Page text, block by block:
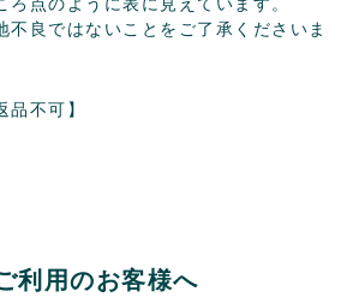
不良ではないことをご了承くださいま
品不可】
利用のお客様へ